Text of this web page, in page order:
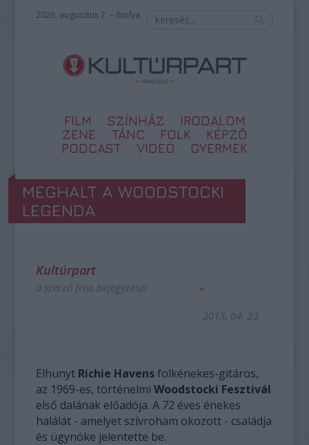
2026. augusztus 7. – Ibolya
FILM SZÍNHÁZ
IRODALOM
ZENE
TÁNC FOLK
KÉPZŐ
PODCAST
VIDEÓ GYERMEK
MEGHALT A WOODSTOCKI
LEGENDA
Kultúrpart
a szerző friss bejegyzései
2013. 04. 23.
Elhunyt Richie Havensfolkénekes-gitáros,
az 1969-es, történelmiWoodstocki Fesztivál
első dalának előadója. A 72 éves énekes
halálát - amelyet szívroham okozott - családja
és ügynöke jelentette be.